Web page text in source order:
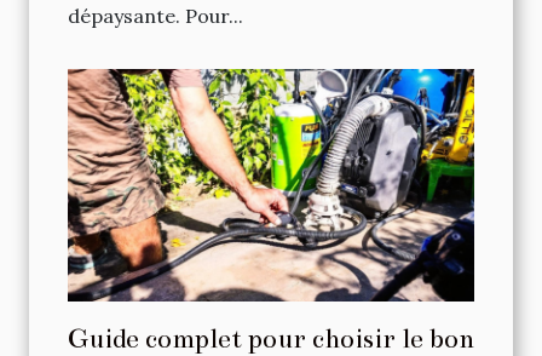
dépaysante. Pour...
Guide complet pour choisir le bon